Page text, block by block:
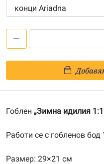
идилия
1:1-
Гоблен „Зимна идилия
Работи се с гобленов бод
Размер: 29×21 см